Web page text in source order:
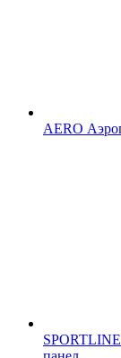
AERO
SPORTLINE